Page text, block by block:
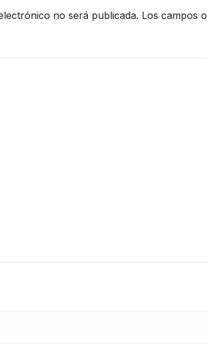
no será publicada. Los campos